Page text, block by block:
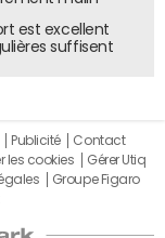
est excellent
suffisent
Publicité
Contact
les cookies
Gérer Utiq
Groupe Figaro